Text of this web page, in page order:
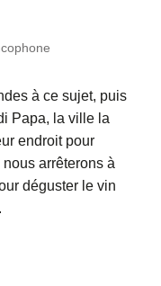
à ce sujet, puis
Papa, la ville la
endroit pour
arrêterons à
déguster le vin